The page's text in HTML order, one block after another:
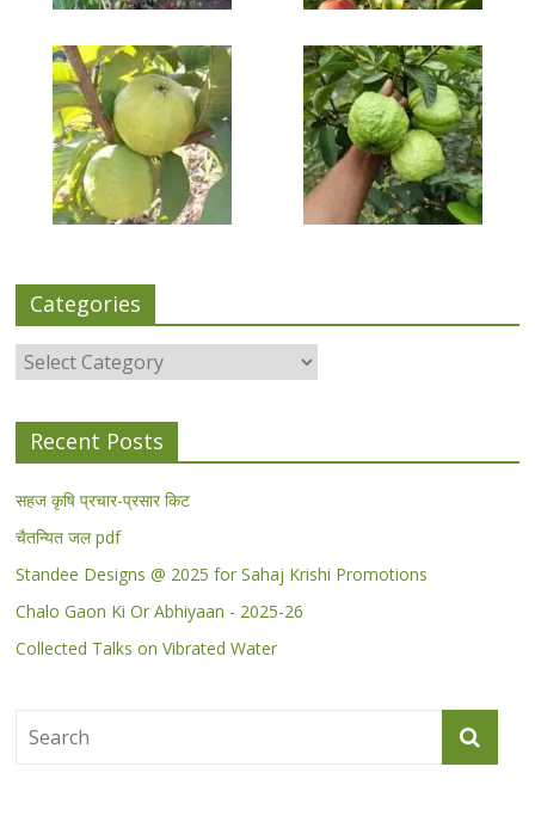
Categories
Categories
Recent Posts
सहज कृषि प्रचार-प्रसार किट
चैतन्यित जल pdf
Standee Designs @ 2025 for Sahaj Krishi Promotions
Chalo Gaon Ki Or Abhiyaan - 2025-26
Collected Talks on Vibrated Water